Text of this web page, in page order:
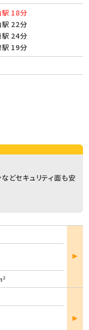
駅 18分
駅 22分
駅 24分
駅 19分
どセキュリティ面も安
部屋
詳細
部屋
詳細